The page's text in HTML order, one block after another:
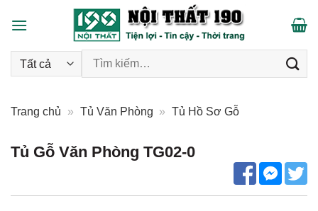
Tìm kiếm:
Trang chủ » Tủ Văn Phòng » Tủ Hồ Sơ Gỗ
Tủ Gỗ Văn Phòng TG02-0